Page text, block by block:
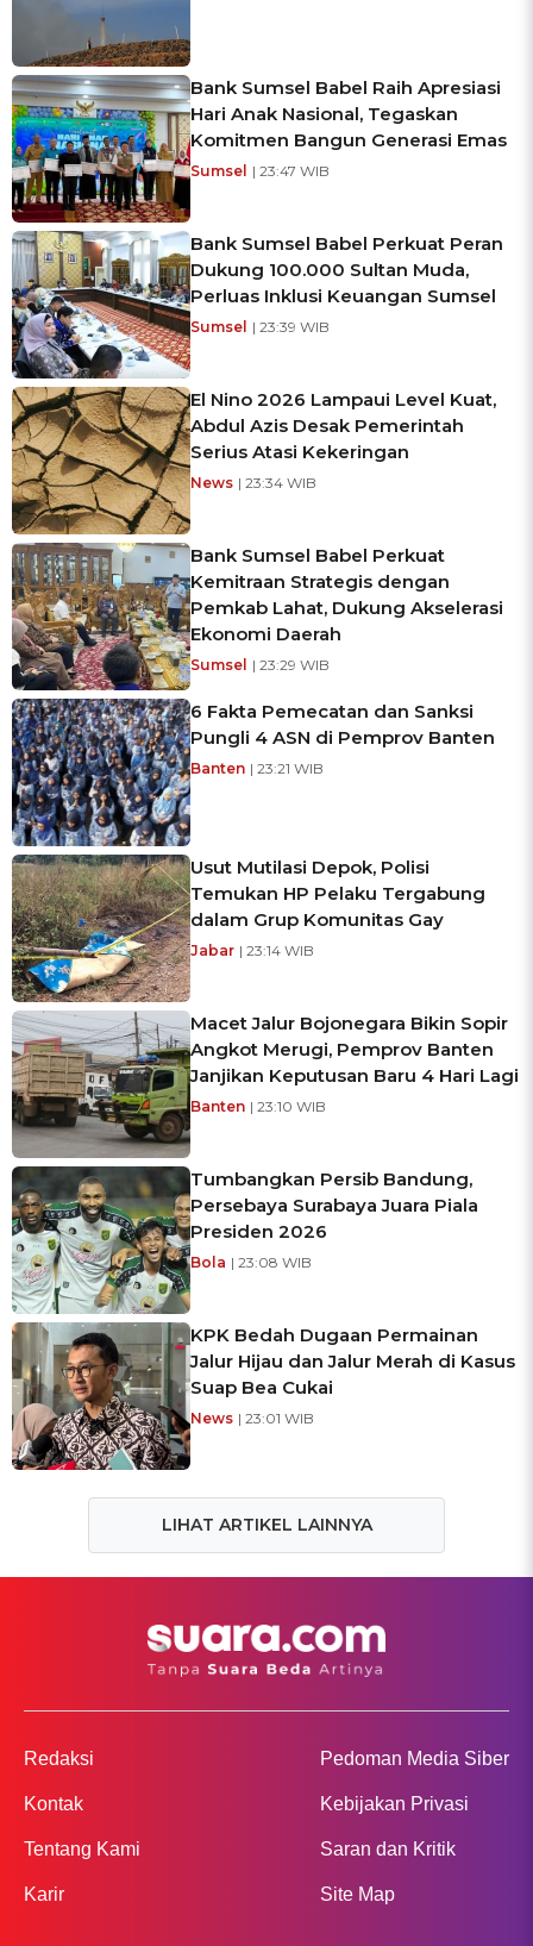
Bank Sumsel Babel Raih Apresiasi
Hari Anak Nasional, Tegaskan
Komitmen Bangun Generasi Emas
Sumsel | 23:47 WIB
Bank Sumsel Babel Perkuat Peran
Dukung 100.000 Sultan Muda,
Perluas Inklusi Keuangan Sumsel
Sumsel | 23:39 WIB
El Nino 2026 Lampaui Level Kuat,
Abdul Azis Desak Pemerintah
Serius Atasi Kekeringan
News | 23:34 WIB
Bank Sumsel Babel Perkuat
Kemitraan Strategis dengan
Pemkab Lahat, Dukung Akselerasi
Ekonomi Daerah
Sumsel | 23:29 WIB
6 Fakta Pemecatan dan Sanksi
Pungli 4 ASN di Pemprov Banten
Banten | 23:21 WIB
Usut Mutilasi Depok, Polisi
Temukan HP Pelaku Tergabung
dalam Grup Komunitas Gay
Jabar | 23:14 WIB
Macet Jalur Bojonegara Bikin Sopir
Angkot Merugi, Pemprov Banten
Janjikan Keputusan Baru 4 Hari Lagi
Banten | 23:10 WIB
Tumbangkan Persib Bandung,
Persebaya Surabaya Juara Piala
Presiden 2026
Bola | 23:08 WIB
KPK Bedah Dugaan Permainan
Jalur Hijau dan Jalur Merah di Kasus
Suap Bea Cukai
News | 23:01 WIB
LIHAT ARTIKEL LAINNYA
Redaksi
Kontak
Tentang Kami
Karir
Pedoman Media Siber
Kebijakan Privasi
Saran dan Kritik
Site Map